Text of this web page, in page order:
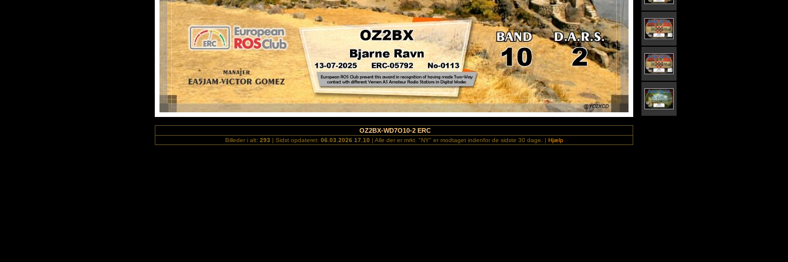
OZ2BX-WD7O10-2 ERC
Billeder i alt: 293 | Sidst opdateret: 06.03.2026 17.10 | Alle der er mrkt. "NY" er modtaget indenfor de sidste 30 dage. | Hjælp